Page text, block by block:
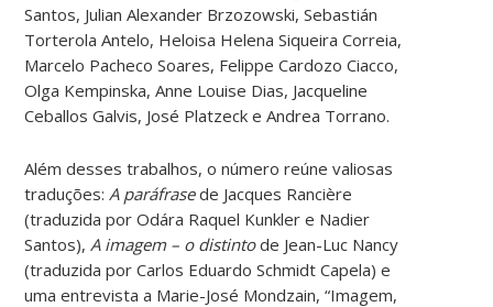
Santos, Julian Alexander Brzozowski, Sebastián
Torterola Antelo, Heloisa Helena Siqueira Correia,
Marcelo Pacheco Soares, Felippe Cardozo Ciacco,
Olga Kempinska, Anne Louise Dias, Jacqueline
Ceballos Galvis, José Platzeck e Andrea Torrano.
Além desses trabalhos, o número reúne valiosas
traduções: A paráfrasede Jacques Rancière
(traduzida por Odára Raquel Kunkler e Nadier
Santos), A imagem – o distintode Jean-Luc Nancy
(traduzida por Carlos Eduardo Schmidt Capela) e
uma entrevista a Marie-José Mondzain, “Imagem,